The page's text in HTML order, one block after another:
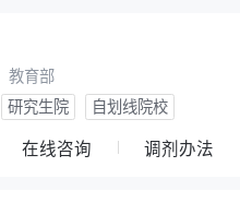
教育部
研究生院 自划线院校
在线咨询 调剂办法